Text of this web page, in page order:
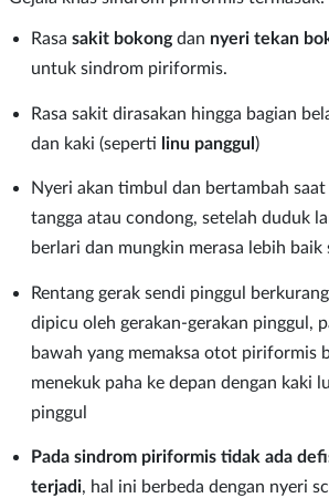
Rasa sakit bokongdan nyeri tekan
untuk sindrom piriformis.
Rasa sakit dirasakan hingga bagian
dan kaki (seperti linu panggul )
Nyeri akan timbul dan bertambah
tangga atau condong, setelah duduk
berlari dan mungkin merasa lebih baik
Rentang gerak sendi pinggul
dipicu oleh gerakan-gerakan pinggul,
bawah yang memaksa otot piriformis
menekuk paha ke depan dengan kaki
pinggul
Pada sindrom piriformis tidak ada
terjadi, hal ini berbeda dengan nyeri